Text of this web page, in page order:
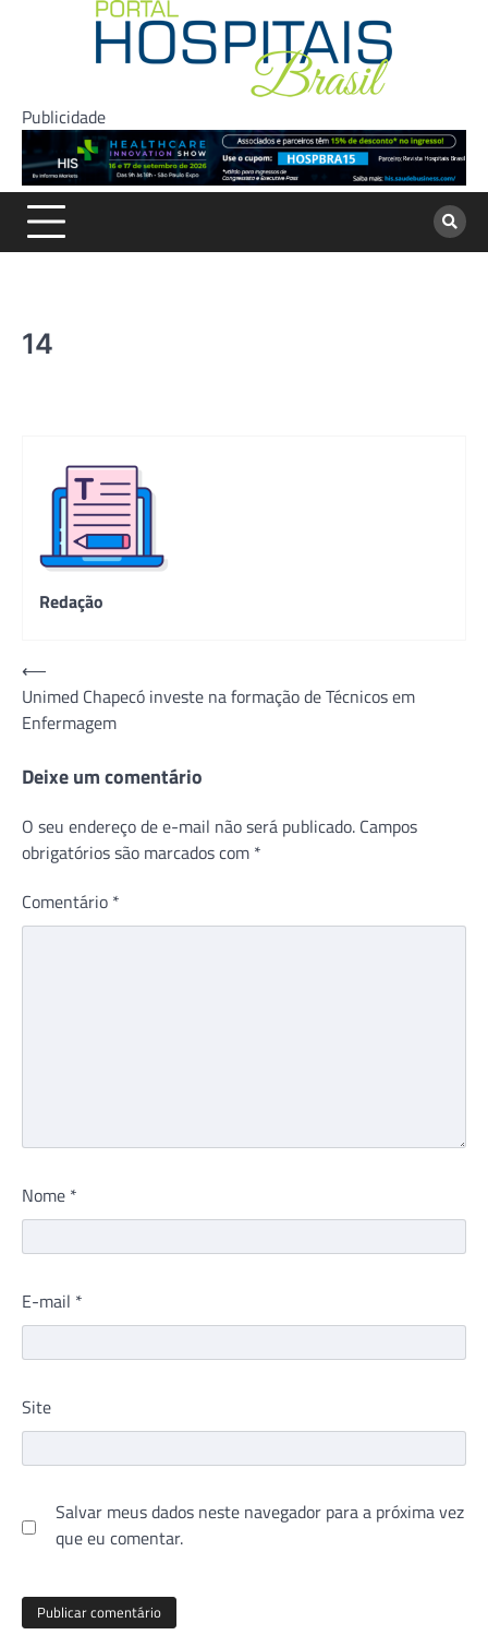
Publicidade
14
Redação
Navegação
de
Post
⟵
Unimed Chapecó investe na formação de Técnicos em
Enfermagem
Deixe um comentário
O seu endereço de e-mail não será publicado. Campos
obrigatórios são marcados com *
Comentário *
Nome *
E-mail *
Site
Salvar meus dados neste navegador para a próxima vez
que eu comentar.